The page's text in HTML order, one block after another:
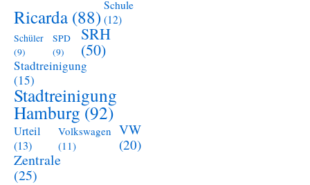
Ricarda (88) Schule
(12)
Schüler
(9)
SPD
(9)
SRH
(50)
Stadtreinigung
(15)
Stadtreinigung
Hamburg(92)
Urteil
(13)
Volkswagen
(11)
VW
(20)
Zentrale
(25)